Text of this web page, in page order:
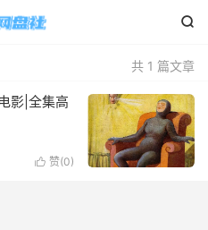

共 1 篇文章
影|全集高
 赞(0)